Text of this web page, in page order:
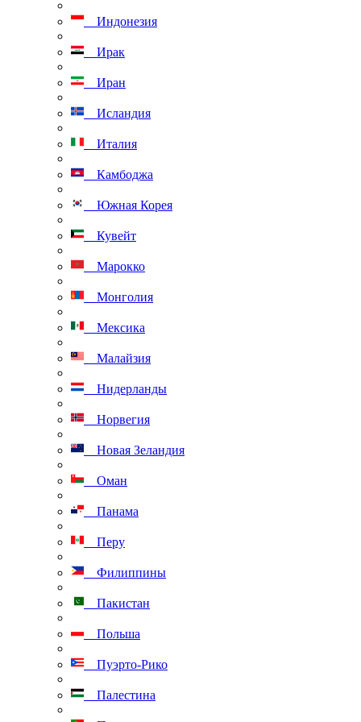
Индонезия
Ирак
Иран
Исландия
Италия
Камбоджа
Южная Корея
Кувейт
Марокко
Монголия
Мексика
Малайзия
Нидерланды
Норвегия
Новая Зеландия
Оман
Панама
Перу
Филиппины
Пакистан
Польша
Пуэрто-Рико
Палестина